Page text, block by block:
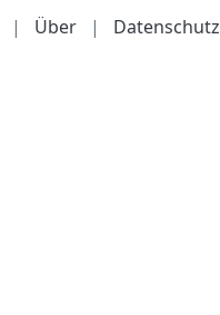
| Über | Datenschutz